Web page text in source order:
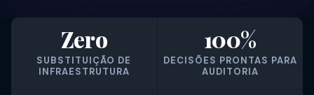
Zero
SUBSTITUIÇÃO DE
INFRAESTRUTURA
100%
DECISÕES PRONTAS PARA
AUDITORIA